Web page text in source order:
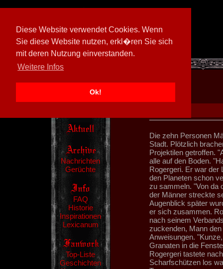
Diese Website verwendet Cookies. Wenn
Sie diese Website nutzen, erkl�ren Sie sich
mit deren Nutzung einverstanden.
Weitere Infos
Ok!
[ 594026/M3]
Nachrichten
Gerüchte
FAQ
Historie
Inspirationen
Lexicanum
Top-Liste
Geschichten
Die zehn Personen
Stadt. Plötzlich
Projektilen getroffen.
alle auf den Boden.
Rogergeri. Er war der
den Planeten schon
zu sammeln. "Von da
der Männer streckte
Augenblick später
er sich zusammen.
nach seinem
zuckenden, Mann
Anweisungen.
Granaten in die
Rogergeri tastete
Scharfschützen los